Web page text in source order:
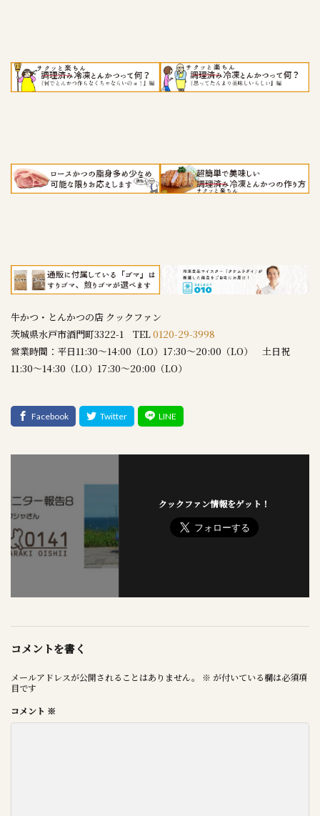
牛かつ・とんかつの店 クックファン
茨城県水戸市酒門町3322-1 TEL0120-29-3998
営業時間：平日11:30～14:00（LO）17:30～20:00（LO） 土日祝
11:30～14:30（LO）17:30～20:00（LO）
クックファン情報をゲット！
コメントを書く
メールアドレスが公開されることはありません。 ※ が付いている欄は必須項
目です
コメント ※